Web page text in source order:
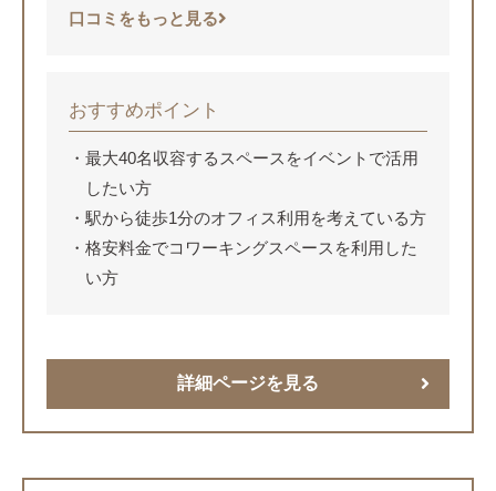
口コミをもっと見る
おすすめポイント
最大40名収容するスペースをイベントで活用
したい方
駅から徒歩1分のオフィス利用を考えている方
格安料金でコワーキングスペースを利用した
い方
詳細ページを見る